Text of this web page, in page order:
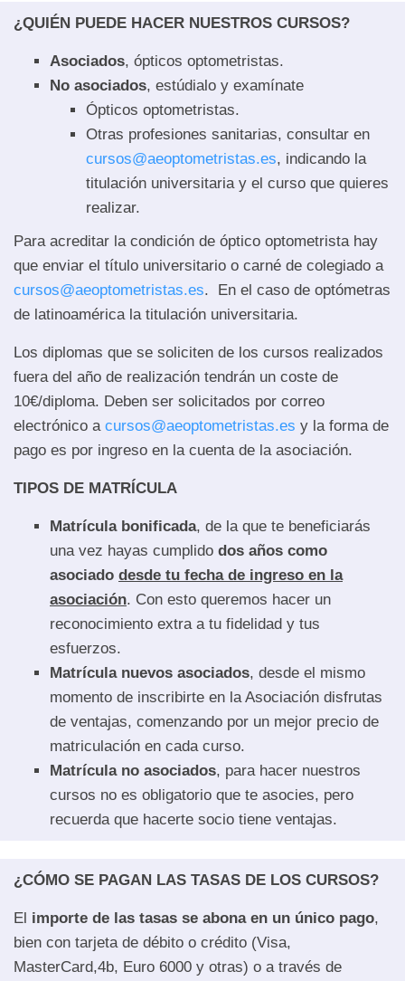
¿QUIÉN PUEDE HACER NUESTROS CURSOS?
Asociados, ópticos optometristas.
No asociados, estúdialo y examínate
Ópticos optometristas.
Otras profesiones sanitarias, consultar en
cursos@aeoptometristas.es, indicando la
titulación universitaria y el curso que quieres
realizar.
Para acreditar la condición de óptico optometrista hay
que enviar el título universitario o carné de colegiado a
cursos@aeoptometristas.es. En el caso de optómetras
de latinoamérica la titulación universitaria.
Los diplomas que se soliciten de los cursos realizados
fuera del año de realización tendrán un coste de
10€/diploma. Deben ser solicitados por correo
electrónico a cursos@aeoptometristas.es y la forma de
pago es por ingreso en la cuenta de la asociación.
TIPOS DE MATRÍCULA
Matrícula bonificada, de la que te beneficiarás
una vez hayas cumplido dos años como
asociado desde tu fecha de ingreso en la
asociación. Con esto queremos hacer un
reconocimiento extra a tu fidelidad y tus
esfuerzos.
Matrícula nuevos asociados, desde el mismo
momento de inscribirte en la Asociación disfrutas
de ventajas, comenzando por un mejor precio de
matriculación en cada curso.
Matrícula no asociados, para hacer nuestros
cursos no es obligatorio que te asocies, pero
recuerda que hacerte socio tiene ventajas.
¿CÓMO SE PAGAN LAS TASAS DE LOS CURSOS?
El importe de las tasas se abona en un único pago,
bien con tarjeta de débito o crédito (Visa,
MasterCard,4b, Euro 6000 y otras) o a través de